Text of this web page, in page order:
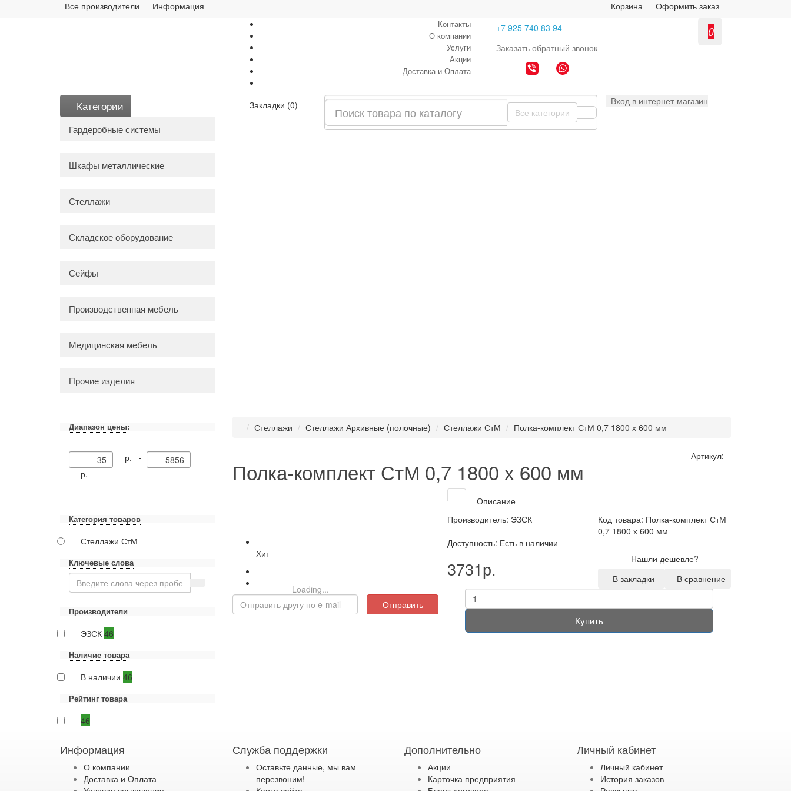
Корзина Оформить заказ
Все производители Информация
Контакты
О компании
Услуги
Акции
Доставка и Оплата
+7 925 740 83 94
Заказать обратный звонок
0
Категории
Гардеробные системы
Шкафы металлические
Стеллажи
Складское оборудование
Сейфы
Производственная мебель
Медицинская мебель
Прочие изделия
Закладки (0)
Все категории
Вход в интернет-магазин
Диапазон цены:
р. -
р.
Категория товаров
Стеллажи СтМ
Ключевые слова
Производители
ЭЗСК 46
Наличие товара
В наличии 46
Рейтинг товара
46
Стеллажи Стеллажи Архивные (полочные) Стеллажи СтМ Полка-комплект СтМ 0,7 1800 х 600 мм
Полка-комплект СтМ 0,7 1800 х 600 мм
Артикул:
Loading...
Хит
Отправить
Описание
Производитель: ЭЗСК
Код товара: Полка-комплект СтМ
0,7 1800 х 600 мм
Доступность: Есть в наличии
3731р.
Нашли дешевле?
В закладки
В сравнение
Купить
Информация
О компании
Доставка и Оплата
Служба поддержки
Оставьте данные, мы вам
перезвоним!
Дополнительно
Акции
Карточка предприятия
Личный кабинет
Личный кабинет
История заказов